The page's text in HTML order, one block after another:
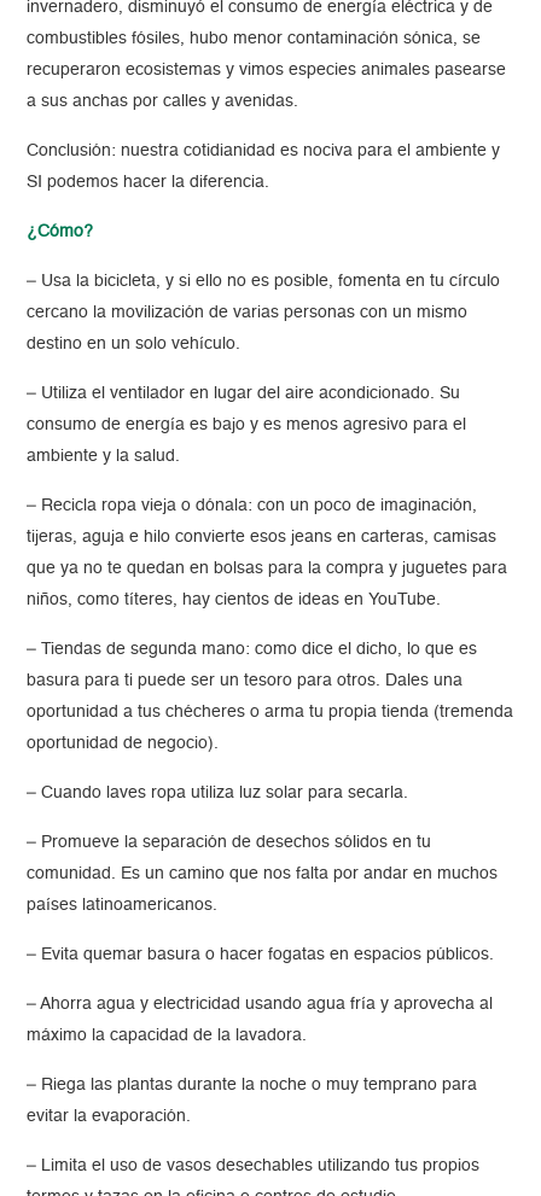
invernadero, disminuyó el consumo de energía eléctrica y de
combustibles fósiles, hubo menor contaminación sónica, se
recuperaron ecosistemas y vimos especies animales pasearse
a sus anchas por calles y avenidas.
Conclusión: nuestra cotidianidad es nociva para el ambiente y
SI podemos hacer la diferencia.
¿Cómo?
– Usa la bicicleta, y si ello no es posible, fomenta en tu círculo
cercano la movilización de varias personas con un mismo
destino en un solo vehículo.
– Utiliza el ventilador en lugar del aire acondicionado. Su
consumo de energía es bajo y es menos agresivo para el
ambiente y la salud.
– Recicla ropa vieja o dónala: con un poco de imaginación,
tijeras, aguja e hilo convierte esos jeans en carteras, camisas
que ya no te quedan en bolsas para la compra y juguetes para
niños, como títeres, hay cientos de ideas en YouTube.
– Tiendas de segunda mano: como dice el dicho, lo que es
basura para ti puede ser un tesoro para otros. Dales una
oportunidad a tus chécheres o arma tu propia tienda (tremenda
oportunidad de negocio).
– Cuando laves ropa utiliza luz solar para secarla.
– Promueve la separación de desechos sólidos en tu
comunidad. Es un camino que nos falta por andar en muchos
países latinoamericanos.
– Evita quemar basura o hacer fogatas en espacios públicos.
– Ahorra agua y electricidad usando agua fría y aprovecha al
máximo la capacidad de la lavadora.
– Riega las plantas durante la noche o muy temprano para
evitar la evaporación.
– Limita el uso de vasos desechables utilizando tus propios